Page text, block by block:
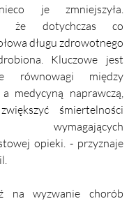
je zmniejszyła.
że dotychczas co
długu zdrowotnego
Kluczowe jest
równowagi między
medycyną naprawczą,
śmiertelności
wymagających
opieki. - przyznaje
na wyzwanie chorób